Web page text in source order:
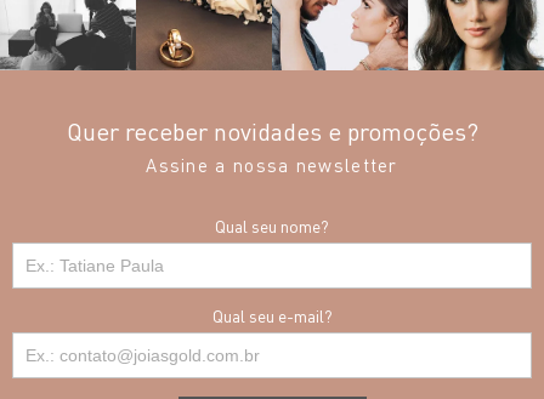
Quer receber novidades e promoções?
Assine a nossa newsletter
Qual seu nome?
Qual seu e-mail?